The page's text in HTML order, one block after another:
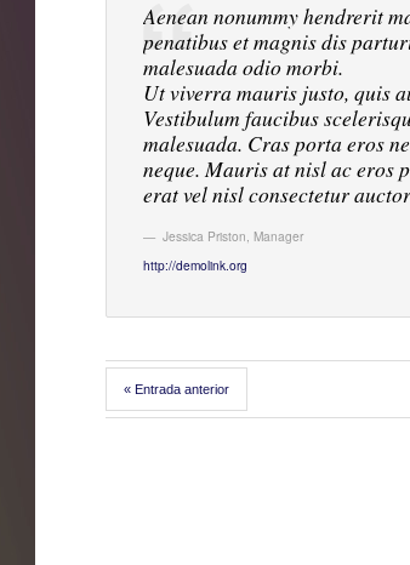
Aenean nonummy hendrerit
penatibus et magnis dis
malesuada odio morbi.
Ut viverra mauris justo, quis
Vestibulum faucibus
malesuada. Cras porta eros
neque. Mauris at nisl ac eros
erat vel nisl consectetur
Jessica Priston, Manager
http://demolink.org
« Entrada anterior